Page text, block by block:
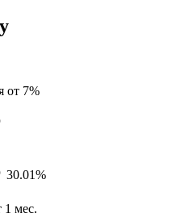
от 7%
30.01%
1 мес.